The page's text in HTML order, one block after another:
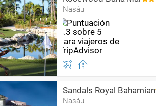
Nasáu
Sandals Royal Bahamian
Nasáu